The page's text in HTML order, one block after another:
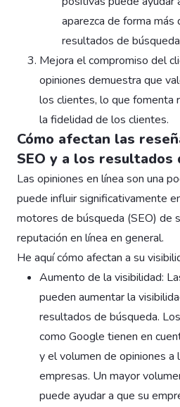
aparezca de forma más
resultados de
Mejora el compromiso del
opiniones demuestra que
los clientes, lo que fomenta
la fidelidad de los clientes.
Cómo afectan las
SEO y a los resultados
Las opiniones en línea son una
puede influir significativamente
motores de búsqueda (SEO) de
reputación en línea en general.
He aquí cómo afectan a su
Aumento de la visibilidad:
pueden aumentar la
resultados de búsqueda.
como Google tienen en
y el volumen de opiniones a
empresas. Un mayor
puede ayudar a que su